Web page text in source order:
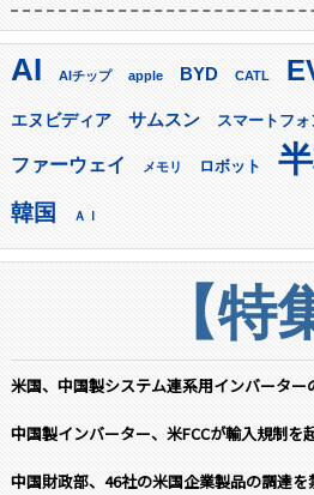
AI AIチップ apple BYD CATL
エヌビディア サムスン スマートフォ
ファーウェイ メモリ ロボット
韓国 ＡＩ
【
米国、中国製システム連系用インバーター
中国製インバーター、米FCCが輸入規制
中国財政部、46社の米国企業製品の調達を